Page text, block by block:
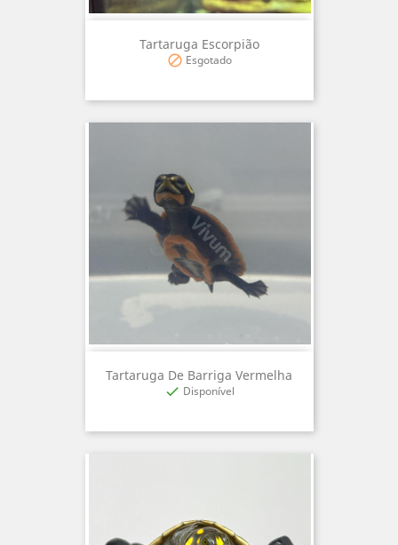
Tartaruga Escorpião
 Esgotado
Tartaruga De Barriga Vermelha
 Disponível